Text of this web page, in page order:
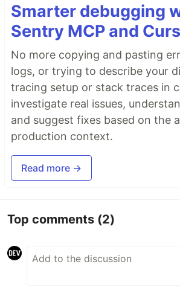
Smarter debugging
Sentry MCP and
No more copying and pasting
logs, or trying to describe your
tracing setup or stack traces in
investigate real issues,
and suggest fixes based on the
production context.
Read more →
Top comments (2)